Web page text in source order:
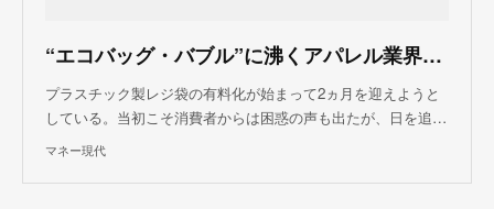
“エコバッグ・バブル”に沸くアパレル業界…「本来の目的」を忘れていませんか？（磯部 孝） @moneygendai
プラスチック製レジ袋の有料化が始まって2ヵ月を迎えようと
している。当初こそ消費者からは困惑の声も出たが、日を追…
マネー現代